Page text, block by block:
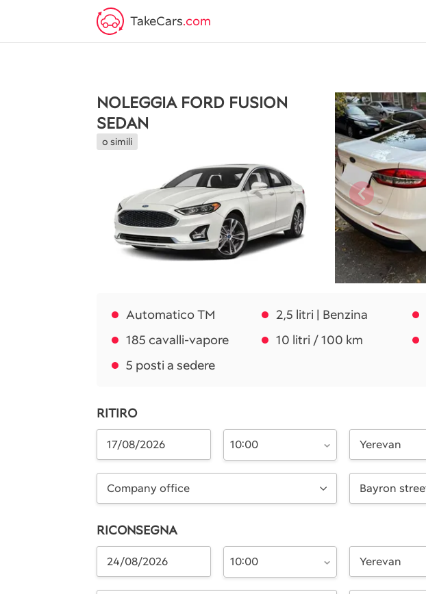
TakeCars.com
NOLEGGIA FORD FUSION
SEDAN
o simili
Automatico TM 2,5 litri | Benzina
185 cavalli-vapore
10 litri / 100 km
5 posti a sedere
RITIRO
10:00 Yerevan
Company office
RICONSEGNA
10:00 Yerevan